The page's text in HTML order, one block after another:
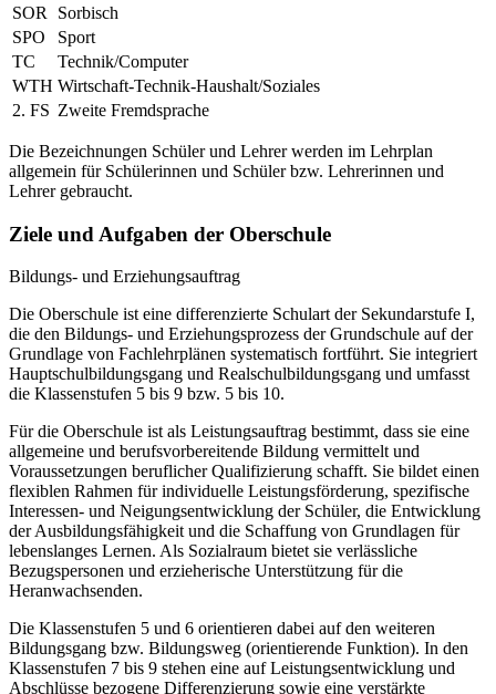
SOR
Sorbisch
SPO
Sport
TC
Technik/Computer
WTH Wirtschaft-Technik-Haushalt/Soziales
2. FS Zweite Fremdsprache
Die Bezeichnungen Schüler und Lehrer werden im Lehrplan
allgemein für Schülerinnen und Schüler bzw. Lehrerinnen und
Lehrer gebraucht.
Ziele und Aufgaben der Oberschule
Bildungs- und Erziehungsauftrag
Die Oberschule ist eine differenzierte Schulart der Sekundarstufe I,
die den Bildungs- und Erziehungsprozess der Grundschule auf der
Grundlage von Fachlehrplänen systematisch fortführt. Sie integriert
Hauptschulbildungsgang und Realschulbildungsgang und umfasst
die Klassenstufen 5 bis 9 bzw. 5 bis 10.
Für die Oberschule ist als Leistungsauftrag bestimmt, dass sie eine
allgemeine und berufsvorbereitende Bildung vermittelt und
Voraussetzungen beruflicher Qualifizierung schafft. Sie bildet einen
flexiblen Rahmen für individuelle Leistungsförderung, spezifische
Interessen- und Neigungsentwicklung der Schüler, die Entwicklung
der Ausbildungsfähigkeit und die Schaffung von Grundlagen für
lebenslanges Lernen. Als Sozialraum bietet sie verlässliche
Bezugspersonen und erzieherische Unterstützung für die
Heranwachsenden.
Die Klassenstufen 5 und 6 orientieren dabei auf den weiteren
Bildungsgang bzw. Bildungsweg (orientierende Funktion). In den
Klassenstufen 7 bis 9 stehen eine auf Leistungsentwicklung und
Abschlüsse bezogene Differenzierung sowie eine verstärkte